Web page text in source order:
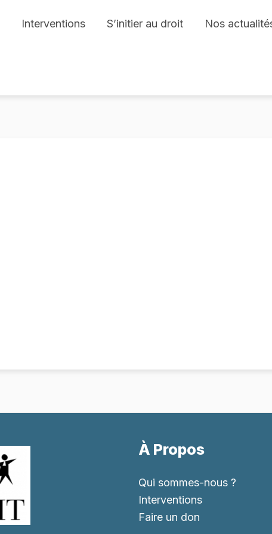
Interventions S’initier au droit Nos
À Propos
Qui sommes-nous ?
Interventions
Faire un don